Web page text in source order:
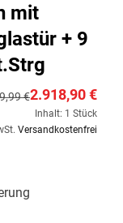
mit
+ 9
€2.918,90 €
Inhalt: 1 Stück
Versandkostenfrei